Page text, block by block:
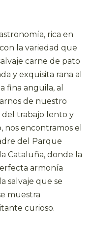
rica en
la variedad que
carne de pato
y exquisita rana al
fina anguila, al
de nuestro
del trabajo lento y
encontramos el
del Parque
Cataluña, donde la
armonía
salvaje que se
muestra
curioso.